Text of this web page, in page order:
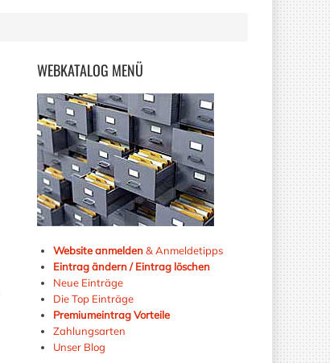
WEBKATALOG MENÜ
Website anmelden& Anmeldetipps
Eintrag ändern / Eintrag löschen
Neue Einträge
Die Top Einträge
Premiumeintrag Vorteile
Zahlungsarten
Unser Blog